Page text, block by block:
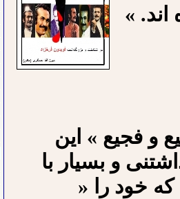
»
و فجیع » این
و بسیار با
خود را «